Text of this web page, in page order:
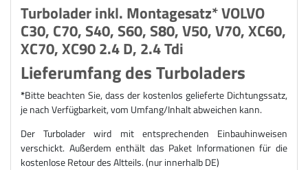
Turbolader inkl. Montagesatz* VOLVO
C30, C70, S40, S60, S80, V50, V70, XC60,
XC70, XC90 2.4 D, 2.4 Tdi
Lieferumfang des Turboladers
*Bitte beachten Sie, dass der kostenlos gelieferte Dichtungssatz,
je nach Verfügbarkeit, vom Umfang/Inhalt abweichen kann.
Der Turbolader wird mit entsprechenden Einbauhinweisen
verschickt. Außerdem enthält das Paket Informationen für die
kostenlose Retour des Altteils. (nur innerhalb DE)